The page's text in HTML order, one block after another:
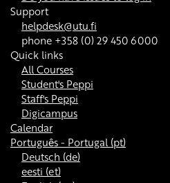
Support
helpdesk@utu.fi
phone +358 (0) 29 450 6000
Quick links
All Courses
Student's Peppi
Staff's Peppi
Digicampus
Calendar
Português - Portugal ‎(pt)‎
Deutsch ‎(de)‎
eesti ‎(et)‎